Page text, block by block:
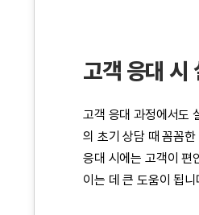
고객 응대 시
고객 응대 과정에서도
의 초기 상담 때 꼼꼼
응대 시에는 고객이 편
이는 데 큰 도움이 됩